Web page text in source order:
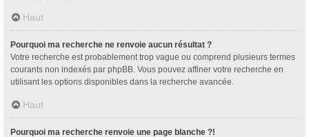
Haut
Pourquoi ma recherche ne renvoie aucun résultat ?
Votre recherche est probablement trop vague ou comprend plusieurs termes
courants non indexés par phpBB. Vous pouvez affiner votre recherche en
utilisant les options disponibles dans la recherche avancée.
Haut
Pourquoi ma recherche renvoie une page blanche ?!